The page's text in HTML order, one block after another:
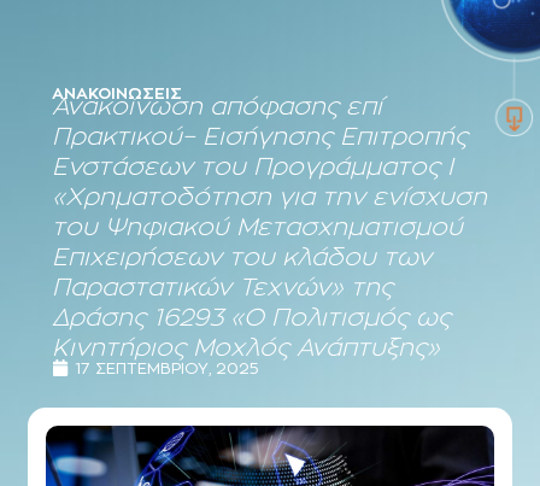
ΑΝΑΚΟΙΝΏΣΕΙΣ
Ανακοίνωση απόφασης επί
Πρακτικού– Εισήγησης Επιτροπής
Ενστάσεων του Προγράμματος Ι
«Χρηματοδότηση για την ενίσχυση
του Ψηφιακού Μετασχηματισμού
Επιχειρήσεων του κλάδου των
Παραστατικών Τεχνών» της
Δράσης 16293 «Ο Πολιτισμός ως
Κινητήριος Μοχλός Ανάπτυξης»
17 ΣΕΠΤΕΜΒΡΊΟΥ, 2025